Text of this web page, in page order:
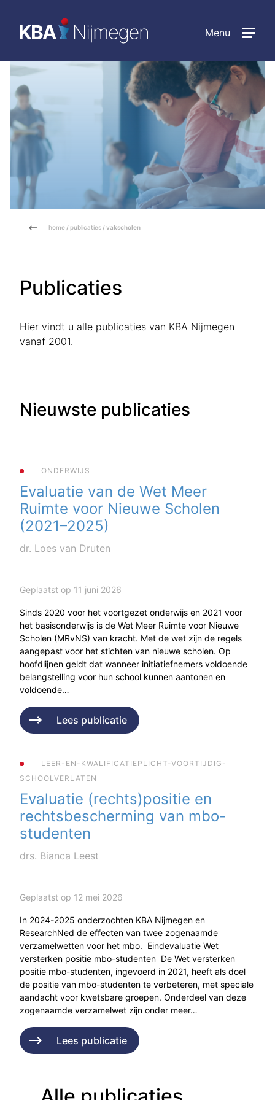
Menu
home / publicaties / vakscholen
Publicaties
Hier vindt u alle publicaties van KBA Nijmegen
vanaf 2001.
Nieuwste publicaties
ONDERWIJS
Evaluatie van de Wet Meer
Ruimte voor Nieuwe Scholen
(2021–2025)
dr. Loes van Druten
Geplaatst op 11 juni 2026
Sinds 2020 voor het voortgezet onderwijs en 2021 voor
het basisonderwijs is de Wet Meer Ruimte voor Nieuwe
Scholen (MRvNS) van kracht. Met de wet zijn de regels
aangepast voor het stichten van nieuwe scholen. Op
hoofdlijnen geldt dat wanneer initiatiefnemers voldoende
belangstelling voor hun school kunnen aantonen en
voldoende…
Lees publicatie
LEER-EN-KWALIFICATIEPLICHT-VOORTIJDIG-
SCHOOLVERLATEN
Evaluatie (rechts)positie en
rechtsbescherming van mbo-
studenten
drs. Bianca Leest
Geplaatst op 12 mei 2026
In 2024-2025 onderzochten KBA Nijmegen en
ResearchNed de effecten van twee zogenaamde
verzamelwetten voor het mbo. Eindevaluatie Wet
versterken positie mbo-studenten De Wet versterken
positie mbo-studenten, ingevoerd in 2021, heeft als doel
de positie van mbo-studenten te verbeteren, met speciale
aandacht voor kwetsbare groepen. Onderdeel van deze
zogenaamde verzamelwet zijn onder meer…
Lees publicatie